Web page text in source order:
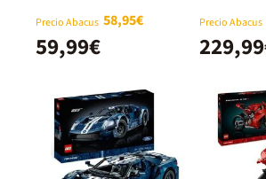
Precio Abacus 58,95€
59,99€
Precio Abacus